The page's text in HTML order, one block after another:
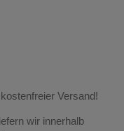
kostenfreier Versand!
wir innerhalb